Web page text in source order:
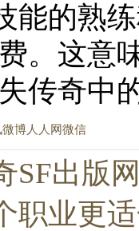
能的熟
。这意
传奇中
微博人人网微信
SF出版
职业更